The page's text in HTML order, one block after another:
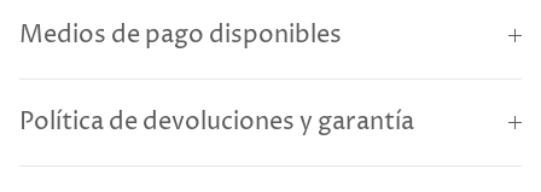
Medios de pago disponibles
Política de devoluciones y garantía